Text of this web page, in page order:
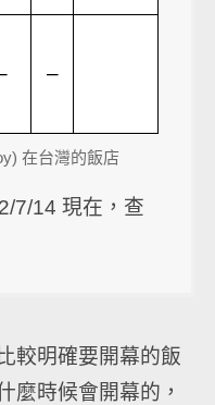
–
在台灣的飯店
7/14 現在，查
較明確要開幕的飯
麼時候會開幕的，